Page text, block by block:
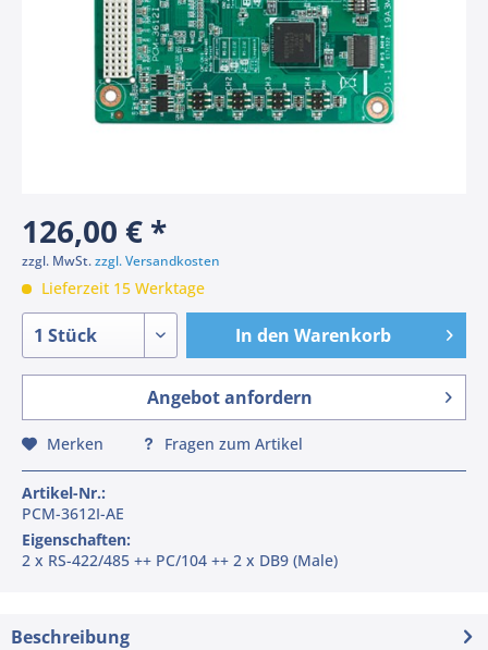
126,00 € *
zzgl. MwSt.zzgl. Versandkosten
Lieferzeit 15 Werktage
In den Warenkorb
Angebot anfordern
Merken Fragen zum Artikel
Artikel-Nr.:
PCM-3612I-AE
Eigenschaften:
2 x RS-422/485 ++ PC/104 ++ 2 x DB9 (Male)
Beschreibung